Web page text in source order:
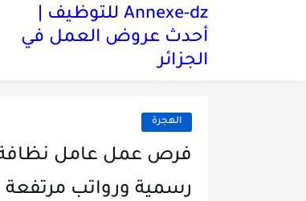
Annexe-dz للتوظيف |
أحدث عروض العمل في
الجزائر
الهجرة
رسمية ورواتب مرتفعة